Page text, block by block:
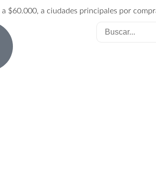
$60.000, a ciudades principales por